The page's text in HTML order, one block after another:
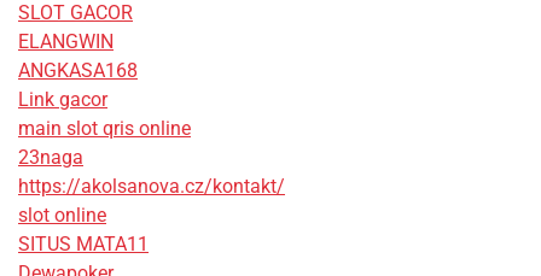
SLOT GACOR
ELANGWIN
ANGKASA168
Link gacor
main slot qris online
23naga
https://akolsanova.cz/kontakt/
slot online
SITUS MATA11